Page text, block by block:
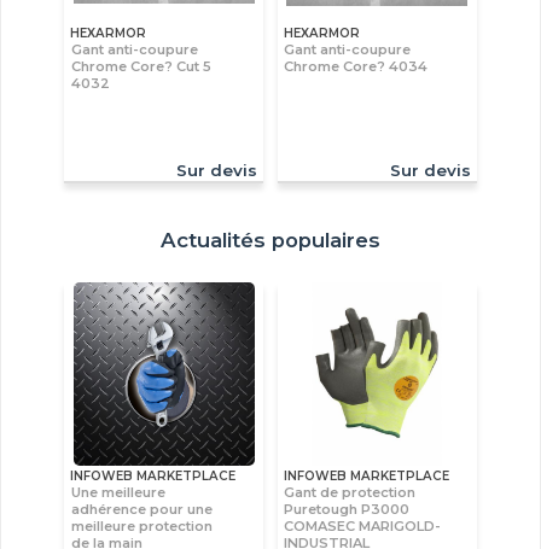
HEXARMOR
Gant anti-coupure
Chrome Core? Cut 5
4032
Sur devis
HEXARMOR
Gant anti-coupure
Chrome Core? 4034
Sur devis
Actualités populaires
INFOWEB MARKETPLACE
Une meilleure
adhérence pour une
meilleure protection
de la main
INFOWEB MARKETPLACE
Gant de protection
Puretough P3000
COMASEC MARIGOLD-
INDUSTRIAL